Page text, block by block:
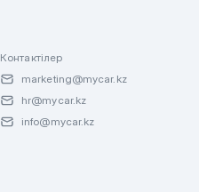
Контактілер
marketing@mycar.kz
hr@mycar.kz
info@mycar.kz